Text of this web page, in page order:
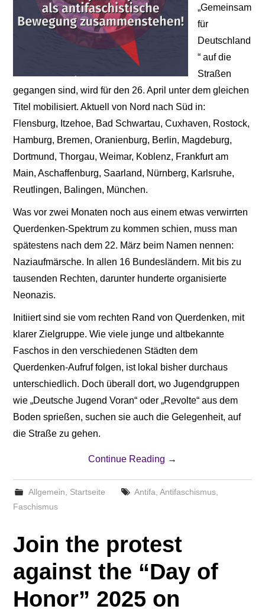
„Gemeinsam
für
Deutschland
“ auf die
Straßen
gegangen sind, wird für den 26. April unter dem gleichen
Titel mobilisiert. Aktuell von Nord nach Süd in:
Flensburg, Itzehoe, Bad Schwartau, Cuxhaven, Rostock,
Hamburg, Bremen, Oranienburg, Berlin, Magdeburg,
Dortmund, Thorgau, Weimar, Koblenz, Frankfurt am
Main, Aschaffenburg, Saarland, Nürnberg, Karlsruhe,
Reutlingen, Balingen, München.
Was vor zwei Monaten noch aus einem etwas verwirrten
Querdenken-Spektrum zu kommen schien, muss man
spätestens nach dem 22. März beim Namen nennen:
Naziaufmärsche. In allen 16 Bundesländern. Mit bis zu
tausenden Rechten, darunter hunderte organisierte
Neonazis.
Initiiert sind sie vom rechten Rand von Querdenken, mit
klarer Zielgruppe. Wie viele junge und altbekannte
Faschos in den verschiedenen Städten dem
Querdenken-Aufruf folgen, ist lokal bisher durchaus
unterschiedlich. Doch überall dort, wo Jugendgruppen
wie „Deutsche Jugend Voran“ oder „Revolte“ aus dem
Boden sprießen, suchen sie auch die Gelegenheit, auf
die Straße zu gehen.
Continue Reading →
Allgemein Startseite Antifa Antifaschismus,
Faschismus
Join the protest
against the “Day of
Honor” 2025 on